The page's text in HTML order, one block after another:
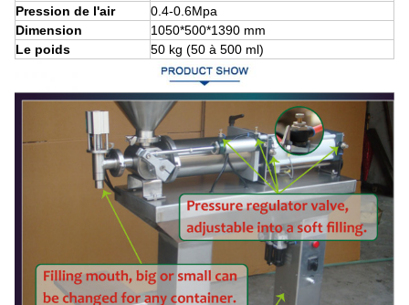
Pression de l'air
0.4-0.6Mpa
Dimension
1050*500*1390 mm
Le poids
50 kg (50 à 500 ml)